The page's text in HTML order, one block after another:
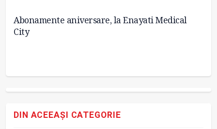
Abonamente aniversare, la Enayati Medical
City
DIN ACEEAȘI CATEGORIE